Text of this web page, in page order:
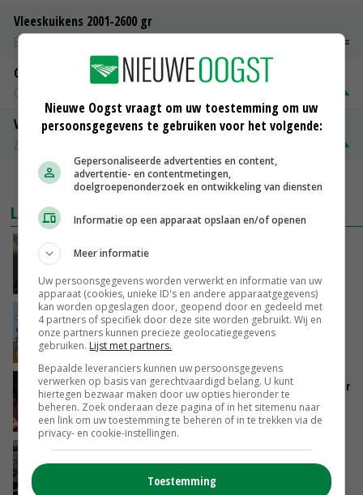
Vleeskuikens 2001-2600 gr
Barneveld
Gerst
Groningen
Volle melkpoeder
Zuivel NL
MEER MARKTPRIJZEN
LAATSTE NIEUWS
‘Samenwerking A-ware en Amalthea gaat
GISTEREN, 16:01
Internationale vraag naar geitenzuivel blijft
groot: Nederland in Europese top
GISTEREN, 15:33
Vlaamse varkensstapel krimpt, pluimveesector
groeit door schaalvergroting
GISTEREN, 15:20
‘Cijfer jezelf niet weg en doe vooral ook waar
GISTEREN, 13:31
Nieuwe Oogst vraagt om uw toestemming om uw
persoonsgegevens te gebruiken voor het volgende:
Gepersonaliseerde advertenties en content,
advertentie- en contentmetingen,
doelgroepenonderzoek en ontwikkeling van diensten
Informatie op een apparaat opslaan en/of openen
Meer informatie
Uw persoonsgegevens worden verwerkt en informatie van uw
apparaat (cookies, unieke ID's en andere apparaatgegevens)
kan worden opgeslagen door, geopend door en gedeeld met
4 partners of specifiek door deze site worden gebruikt. Wij en
onze partners kunnen precieze geolocatiegegevens
gebruiken. Lijst met partners.
Bepaalde leveranciers kunnen uw persoonsgegevens
verwerken op basis van gerechtvaardigd belang. U kunt
hiertegen bezwaar maken door uw opties hieronder te
beheren. Zoek onderaan deze pagina of in het sitemenu naar
een link om uw toestemming te beheren of in te trekken via de
privacy- en cookie-instellingen.
Toestemming